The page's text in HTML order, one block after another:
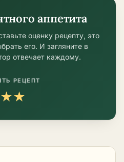
аппетита
оценку рецепту, это
его. И загляните в
отвечает каждому.
РЕЦЕПТ
★★